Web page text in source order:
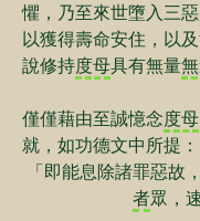
懼，乃至來世墮入三
以獲得壽命安住，以
說修持度母具有無量
僅僅藉由至誠憶念度母
就，如功德文中所提：
「即能息除諸罪惡故
者眾，